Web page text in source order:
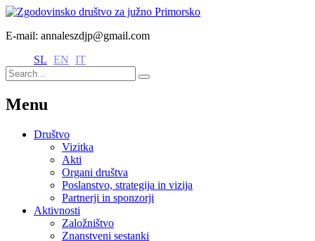
E-mail: annaleszdjp@gmail.com
SL EN IT
Menu
Društvo
Vizitka
Akti
Organi društva
Poslanstvo, strategija in vizija
Partnerji in sponzorji
Aktivnosti
Založništvo
Znanstveni sestanki